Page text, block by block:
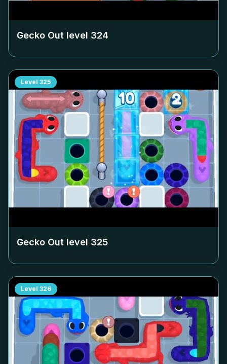
Gecko Out level 324
Level 325
Gecko Out level 325
Level 326